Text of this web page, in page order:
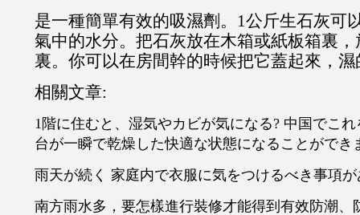
是一種簡單有效的吸濕劑。1公斤生石灰可
氣中的水分。把石灰放在木箱或紙板箱裏
裏。你可以在房間幹的時候把它蓋起來，
相關文章:
1階に住むと、湿気やカビが気になる? 中国でこ
台が一瞬で乾燥した快適な状態になることができ
雨天が続く 家庭内で衣服に気をつけるべき事項が
南方雨水多，要怎樣進行裝修才能得到有效防潮、